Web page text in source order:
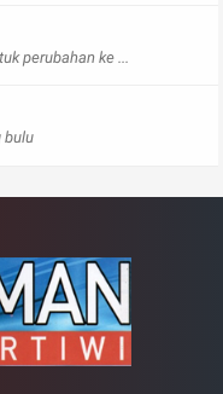
perubahan ke ...
bulu